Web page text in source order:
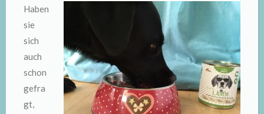
Haben
sie
sich
auch
schon
gefra
gt,